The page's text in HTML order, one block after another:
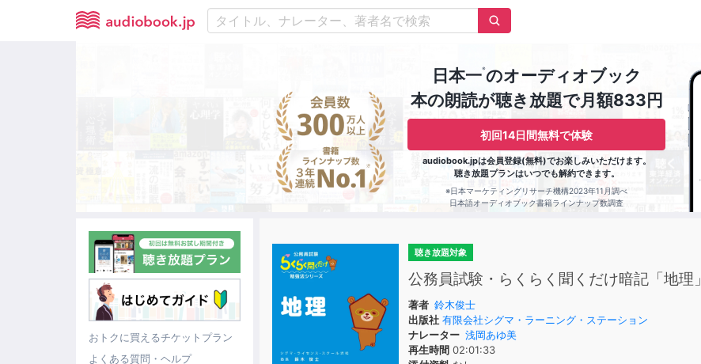
日本一※のオーディオブック
本の朗読が聴き放題で月額833円
初回14日間無料で体験
audiobook.jpは会員登録(無料)でお楽しみいただけます。
聴き放題プランはいつでも解約できます。
※日本マーケティングリサーチ機構2023年11月調べ
日本語オーディオブック書籍ラインナップ数調査
おトクに買えるチケットプラン
よくある質問・ヘルプ
聴き放題対象
公務員試験・らくらく聞くだけ暗記「地理」
著者 鈴木俊士
出版社 有限会社シグマ・ラーニング・ステーション
ナレーター 浅岡あゆ美
再生時間 02:01:33